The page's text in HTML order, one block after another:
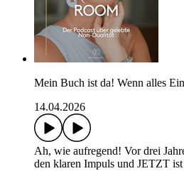
Mein Buch ist da! Wenn alles
14.04.2026
Ah, wie aufregend! Vor drei
den klaren Impuls und JETZT ist